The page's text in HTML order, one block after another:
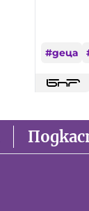
#деца